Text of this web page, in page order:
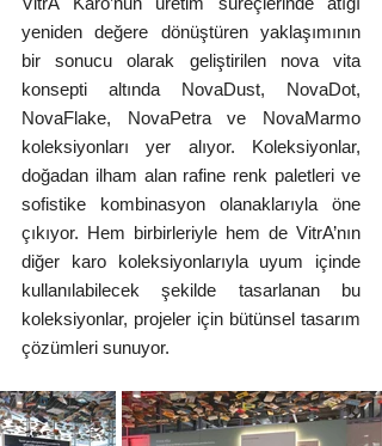
yeniden değere dönüştüren yaklaşımının
bir sonucu olarak geliştirilen nova vita
konsepti altında NovaDust, NovaDot,
NovaFlake, NovaPetra ve NovaMarmo
koleksiyonları yer alıyor. Koleksiyonlar,
doğadan ilham alan rafine renk paletleri ve
sofistike kombinasyon olanaklarıyla öne
çıkıyor. Hem birbirleriyle hem de VitrA’nın
diğer karo koleksiyonlarıyla uyum içinde
kullanılabilecek şekilde tasarlanan bu
koleksiyonlar, projeler için bütünsel tasarım
çözümleri sunuyor.